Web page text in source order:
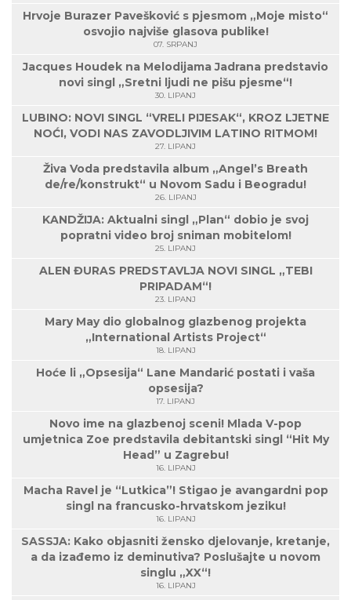
Hrvoje Burazer Pavešković s pjesmom „Moje misto“
osvojio najviše glasova publike!
07. SRPANJ
Jacques Houdek na Melodijama Jadrana predstavio
novi singl „Sretni ljudi ne pišu pjesme“!
30. LIPANJ
LUBINO: NOVI SINGL “VRELI PIJESAK“, KROZ LJETNE
NOĆI, VODI NAS ZAVODLJIVIM LATINO RITMOM!
27. LIPANJ
Živa Voda predstavila album „Angel’s Breath
de/re/konstrukt“ u Novom Sadu i Beogradu!
26. LIPANJ
KANDŽIJA: Aktualni singl „Plan“ dobio je svoj
popratni video broj sniman mobitelom!
25. LIPANJ
ALEN ĐURAS PREDSTAVLJA NOVI SINGL „TEBI
PRIPADAM“!
23. LIPANJ
Mary May dio globalnog glazbenog projekta
„International Artists Project“
18. LIPANJ
Hoće li „Opsesija“ Lane Mandarić postati i vaša
opsesija?
17. LIPANJ
Novo ime na glazbenoj sceni! Mlada V-pop
umjetnica Zoe predstavila debitantski singl “Hit My
Head” u Zagrebu!
16. LIPANJ
Macha Ravel je “Lutkica”! Stigao je avangardni pop
singl na francusko-hrvatskom jeziku!
16. LIPANJ
SASSJA: Kako objasniti žensko djelovanje, kretanje,
a da izađemo iz deminutiva? Poslušajte u novom
singlu „XX“!
16. LIPANJ